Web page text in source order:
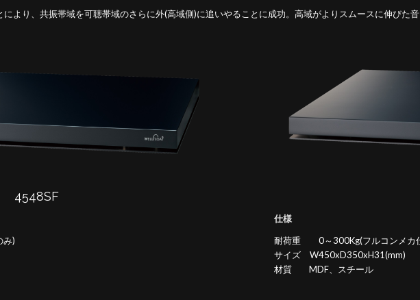
より、共振帯域を可聴帯域のさらに外(高域側)に追いやることに成功。高域がよりスムースに伸びた音
4548SF
)
仕様
耐荷重 0～300Kg(フルコンメカ
サイズ W450xD350xH31(mm)
材質 MDF、スチール